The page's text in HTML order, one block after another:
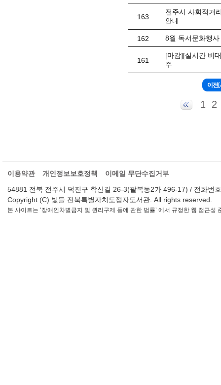
163
전주시 사회적거
안내
162 8월 독서문화행
161
[마감][실시간 비
주
1 2
이용약관 개인정보보호정책
이메일 무단수집거부
54881 전북 전주시 덕진구 학산길 26-3(팔복동2가 496-17) / 전화
Copyright (C) 빛들 전북특별자치도점자도서관. All rights reserved.
본 사이트는 ‘장애인차별금지 및 권리구제 등에 관한 법률’ 에서 규정한 웹 접근